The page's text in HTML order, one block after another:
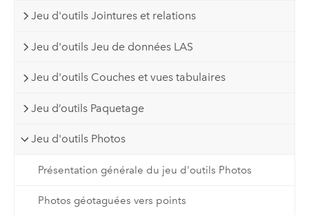
Jeu d'outils Jointures et relations
Jeu d'outils Jeu de données LAS
Jeu d'outils Couches et vues tabulaires
Jeu d’outils Paquetage
Jeu d'outils Photos
Présentation générale du jeu d'outils Photos
Photos géotaguées vers points